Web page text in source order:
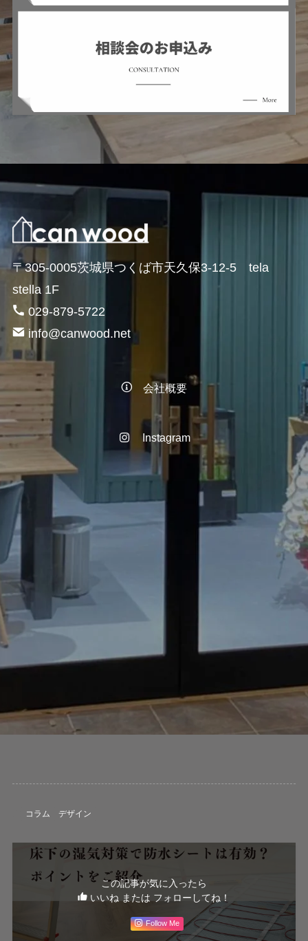
〒305-0005茨城県つくば市天久保3-12-5 tela
stella 1F
029-879-5722
info@canwood.net
会社概要
Instagram
コラム デザイン
この記事が気に入ったら
いいね または フォローしてね！
Follow Me